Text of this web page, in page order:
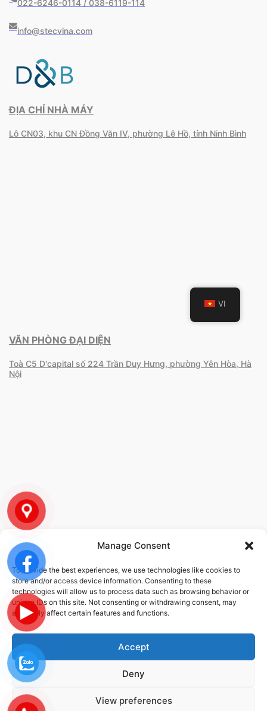
Manage Consent
To provide the best experiences, we use technologies like cookies to
store and/or access device information. Consenting to these
technologies will allow us to process data such as browsing behavior or
unique IDs on this site. Not consenting or withdrawing consent, may
adversely affect certain features and functions.
Accept
Deny
View preferences
022-6246-0114 / 038-6119-114
info@stecvina.com
ĐỊA CHỈ NHÀ MÁY
Lô CN03, khu CN Đồng Văn IV, phường Lê Hồ, tỉnh Ninh Bình
VĂN PHÒNG ĐẠI DIỆN
Toà C5 D'capital số 224 Trần Duy Hưng, phường Yên Hòa, Hà
Nội
CHÍNH SÁCH
Chính sách bảo mật thông tin
Chính sách dịch vụ
BYDMG
VI